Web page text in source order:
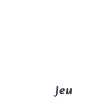
jeu